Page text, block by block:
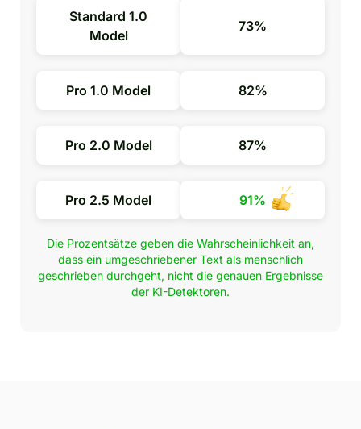
Standard 1.0
Model
73%
Pro 1.0 Model 82%
Pro 2.0 Model 87%
Pro 2.5 Model 91%
Die Prozentsätze geben die Wahrscheinlichkeit an,
dass ein umgeschriebener Text als menschlich
geschrieben durchgeht, nicht die genauen Ergebnisse
der KI-Detektoren.